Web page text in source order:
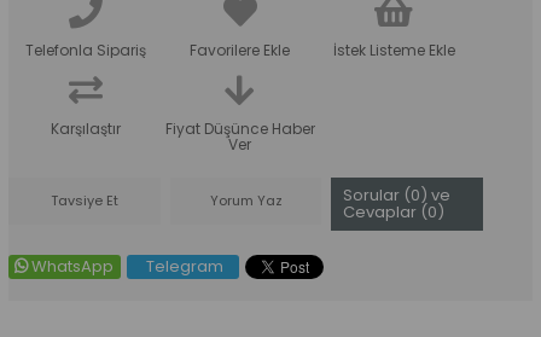
Telefonla Sipariş Favorilere Ekle İstek Listeme Ekle
Karşılaştır Fiyat Düşünce Haber
Ver
Tavsiye Et Yorum Yaz Sorular (0) ve
Cevaplar (0)
WhatsApp Telegram